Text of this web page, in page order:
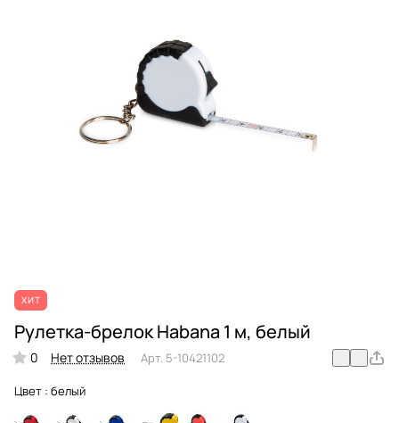
ХИТ
Рулетка-брелок Habana 1 м, белый
0 Нет отзывов Арт. 5-10421102
Цвет : белый